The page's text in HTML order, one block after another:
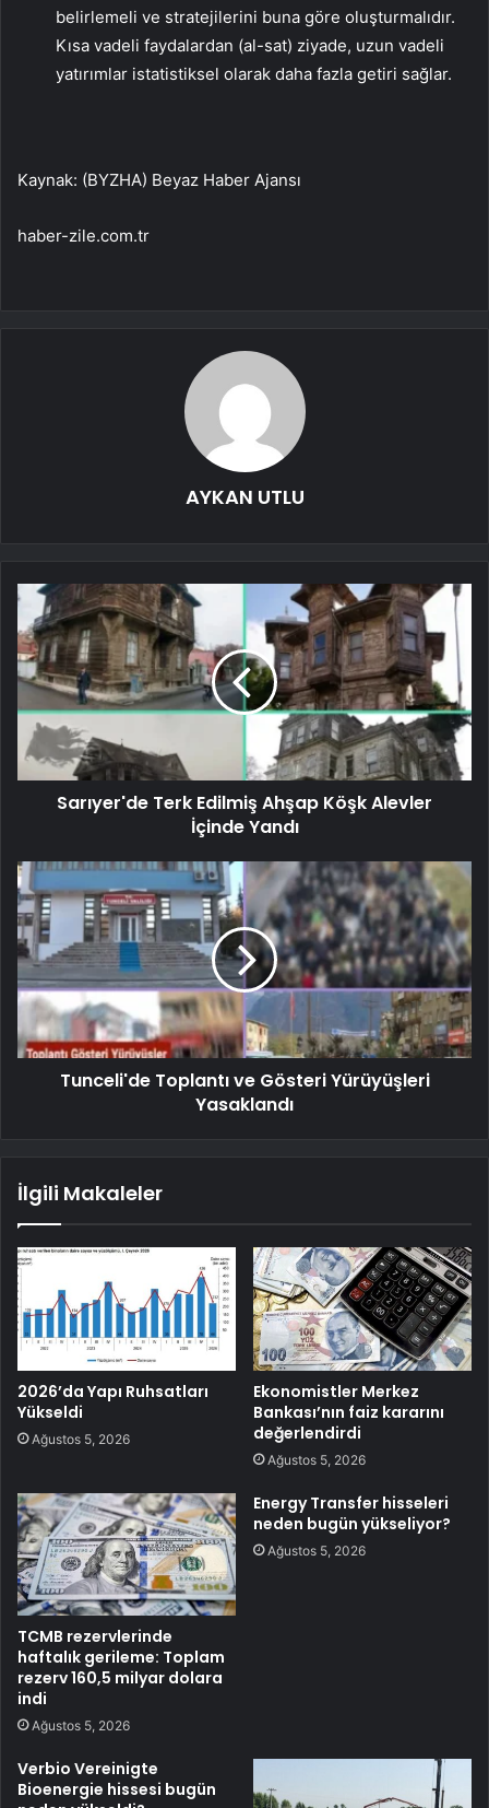
belirlemeli ve stratejilerini buna göre oluşturmalıdır.
Kısa vadeli faydalardan (al-sat) ziyade, uzun vadeli
yatırımlar istatistiksel olarak daha fazla getiri sağlar.
Kaynak: (BYZHA) Beyaz Haber Ajansı
haber-zile.com.tr
AYKAN UTLU
Sarıyer'de Terk Edilmiş Ahşap Köşk Alevler
İçinde Yandı
Tunceli'de Toplantı ve Gösteri Yürüyüşleri
Yasaklandı
İlgili Makaleler
2026’da Yapı Ruhsatları
Yükseldi
Ağustos 5, 2026
Ekonomistler Merkez
Bankası’nın faiz kararını
değerlendirdi
Ağustos 5, 2026
TCMB rezervlerinde
haftalık gerileme: Toplam
rezerv 160,5 milyar dolara
indi
Ağustos 5, 2026
Energy Transfer hisseleri
neden bugün yükseliyor?
Ağustos 5, 2026
Verbio Vereinigte
Bioenergie hissesi bugün